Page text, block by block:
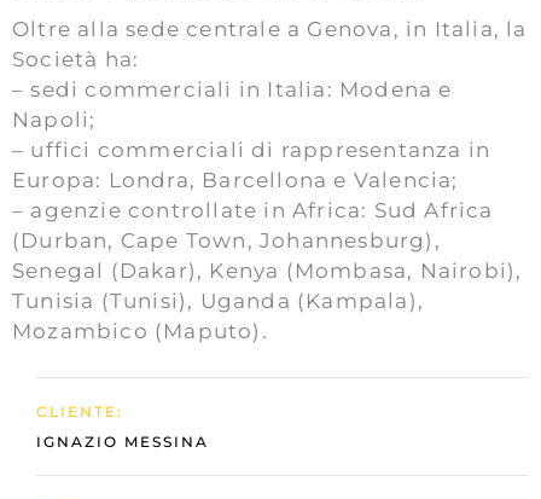
Oltre alla sede centrale a Genova, in Italia, la
Società ha:
– sedi commerciali in Italia: Modena e
Napoli;
– uffici commerciali di rappresentanza in
Europa: Londra, Barcellona e Valencia;
– agenzie controllate in Africa: Sud Africa
(Durban, Cape Town, Johannesburg),
Senegal (Dakar), Kenya (Mombasa, Nairobi),
Tunisia (Tunisi), Uganda (Kampala),
Mozambico (Maputo).
CLIENTE:
IGNAZIO MESSINA